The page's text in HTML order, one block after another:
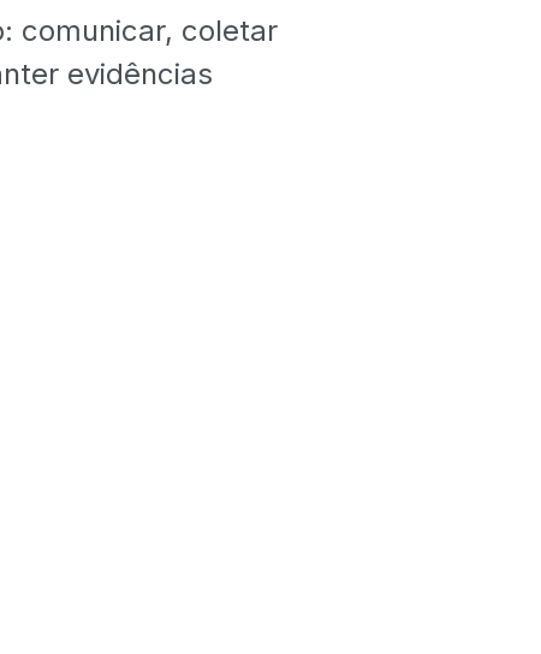
comunicar, coletar
evidências